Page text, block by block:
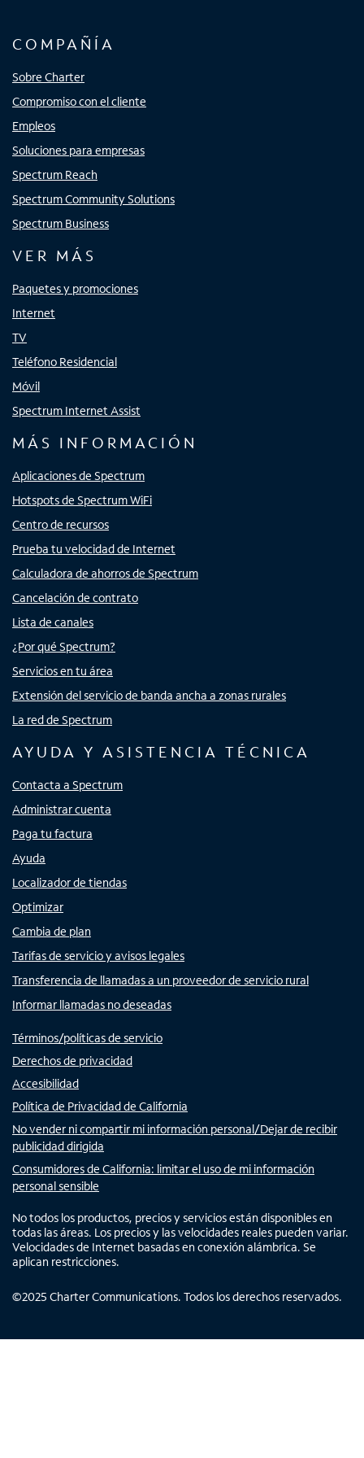
COMPAÑÍA
Sobre Charter
Compromiso con el cliente
Empleos
Soluciones para empresas
Spectrum Reach
Spectrum Community Solutions
Spectrum Business
VER MÁS
Paquetes y promociones
Internet
TV
Teléfono Residencial
Móvil
Spectrum Internet Assist
MÁS INFORMACIÓN
Aplicaciones de Spectrum
Hotspots de Spectrum WiFi
Centro de recursos
Prueba tu velocidad de Internet
Calculadora de ahorros de Spectrum
Cancelación de contrato
Lista de canales
¿Por qué Spectrum?
Servicios en tu área
Extensión del servicio de banda ancha a zonas rurales
La red de Spectrum
AYUDA Y ASISTENCIA TÉCNICA
Contacta a Spectrum
Administrar cuenta
Paga tu factura
Ayuda
Localizador de tiendas
Optimizar
Cambia de plan
Tarifas de servicio y avisos legales
Transferencia de llamadas a un proveedor de servicio rural
Informar llamadas no deseadas
Términos/políticas de servicio
Derechos de privacidad
Accesibilidad
Política de Privacidad de California
No vender ni compartir mi información personal/Dejar de recibir
publicidad dirigida
Consumidores de California: limitar el uso de mi información
personal sensible
No todos los productos, precios y servicios están disponibles en
todas las áreas. Los precios y las velocidades reales pueden variar.
Velocidades de Internet basadas en conexión alámbrica. Se
aplican restricciones.
©2025 Charter Communications. Todos los derechos reservados.